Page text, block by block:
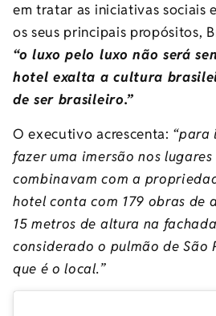
em tratar as iniciativas sociais
os seus principais propósitos,
“o luxo pelo luxo não será
hotel exalta a cultura
de ser brasileiro.”
O executivo acrescenta: “para
fazer uma imersão nos
combinavam com a
hotel conta com 179 obras de
15 metros de altura na
considerado o pulmão de São
que é o local.”